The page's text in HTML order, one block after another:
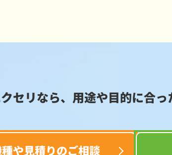
セリなら、用途や目的に合っ
や見積りのご相談